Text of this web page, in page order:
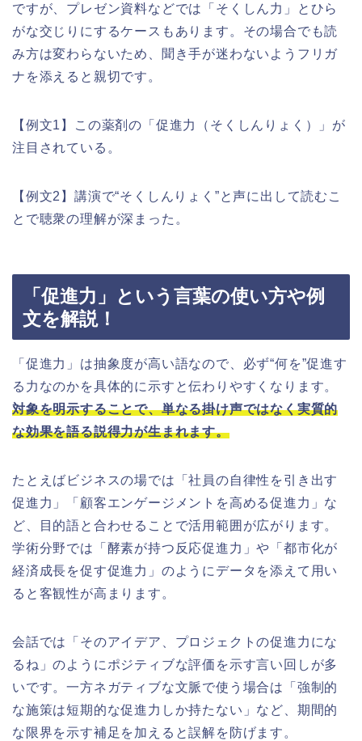
ですが、プレゼン資料などでは「そくしん力」とひら
がな交じりにするケースもあります。その場合でも読
み方は変わらないため、聞き手が迷わないようフリガ
ナを添えると親切です。
【例文1】この薬剤の「促進力（そくしんりょく）」が
注目されている。
【例文2】講演で“そくしんりょく”と声に出して読むこ
とで聴衆の理解が深まった。
「促進力」という言葉の使い方や例
文を解説！
「促進力」は抽象度が高い語なので、必ず“何を”促進す
る力なのかを具体的に示すと伝わりやすくなります。
対象を明示することで、単なる掛け声ではなく実質的
な効果を語る説得力が生まれます。
たとえばビジネスの場では「社員の自律性を引き出す
促進力」「顧客エンゲージメントを高める促進力」な
ど、目的語と合わせることで活用範囲が広がります。
学術分野では「酵素が持つ反応促進力」や「都市化が
経済成長を促す促進力」のようにデータを添えて用い
ると客観性が高まります。
会話では「そのアイデア、プロジェクトの促進力にな
るね」のようにポジティブな評価を示す言い回しが多
いです。一方ネガティブな文脈で使う場合は「強制的
な施策は短期的な促進力しか持たない」など、期間的
な限界を示す補足を加えると誤解を防げます。